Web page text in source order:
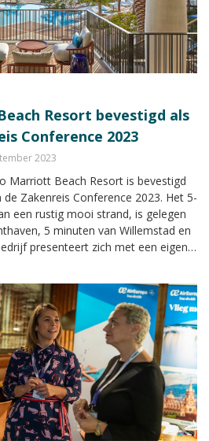
Resort bevestigd als
Conference 2023
2023
Marriott Beach Resort is bevestigd
Zakenreis Conference 2023. Het 5-
een rustig mooi strand, is gelegen
5 minuten van Willemstad en
presenteert zich met een eigen